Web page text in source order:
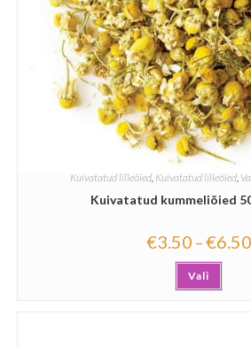
Kuivatatud lilleõied, Kuivatatud lilleõied,
Kuivatatud kummeliõied
€3.50 –€6.50
Vali